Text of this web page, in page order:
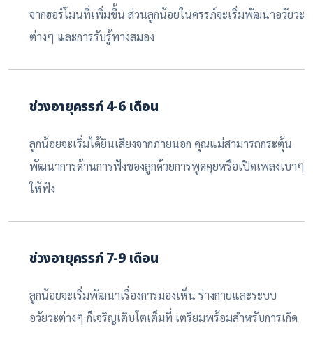
จากฮอร์โมนที่เพิ่มขึ้น ส่วนลูกน้อยในครรภ์จะเริ่มพัฒนาอวัยวะ
ต่างๆ และการรับรู้ทางสมอง
ช่วงอายุครรภ์ 4-6 เดือน
ลูกน้อยจะเริ่มได้ยินเสียงจากภายนอก คุณแม่สามารถกระตุ้น
พัฒนาการด้านการฟังของลูกด้วยการพูดคุยหรือเปิดเพลงเบาๆ
ให้ฟัง
ช่วงอายุครรภ์ 7-9 เดือน
ลูกน้อยจะเริ่มพัฒนาเรื่องการมองเห็น ร่างกายและระบบ
อวัยวะต่างๆ ก็เจริญเติบโตเต็มที่ เตรียมพร้อมสำหรับการเกิด